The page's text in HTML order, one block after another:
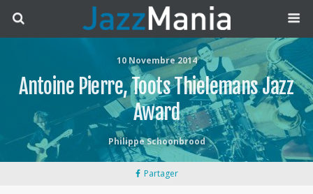
10 Novembre 2014
Antoine Pierre, Toots Thielemans Jazz
Award
Philippe Schoonbrood
Partager